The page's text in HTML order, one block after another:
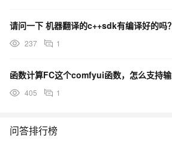
请问一下 机器翻译的c++sdk有编译好的吗？
237 1
405 1
问答排行榜